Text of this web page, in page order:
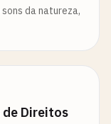
da natureza,
de Direitos